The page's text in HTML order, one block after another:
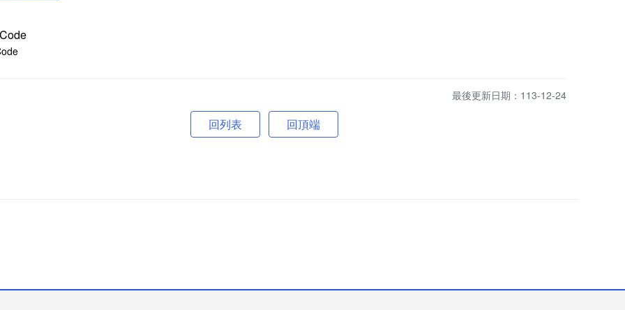
最後更新日期：113-12-24
回頂端